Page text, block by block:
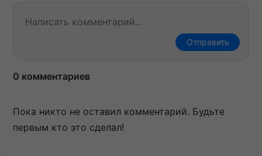
Отправить
0 комментариев
Пока никто не оставил комментарий. Будьте
первым кто это сделал!